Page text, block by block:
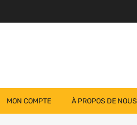
MON COMPTE À PROPOS DE NOUS